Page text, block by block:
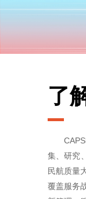
了
集、研究
民航质量
覆盖服务